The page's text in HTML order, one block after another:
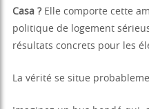
Casa ?Elle comporte cette
politique de logement
résultats concrets pour les
La vérité se situe